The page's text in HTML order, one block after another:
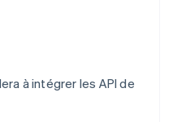
à intégrer les API de